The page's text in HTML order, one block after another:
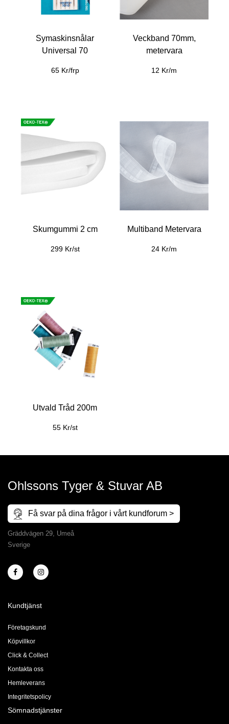
Symaskinsnålar
Universal 70
65 Kr/frp
Veckband 70mm,
metervara
12 Kr/m
Skumgummi 2 cm
299 Kr/st
Multiband Metervara
24 Kr/m
Utvald Tråd 200m
55 Kr/st
Ohlssons Tyger & Stuvar AB
Få svar på dina frågor i vårt kundforum >
Gräddvägen 29, Umeå
Sverige
Kundtjänst
Företagskund
Köpvillkor
Click & Collect
Kontakta oss
Hemleverans
Integritetspolicy
Sömnadstjänster